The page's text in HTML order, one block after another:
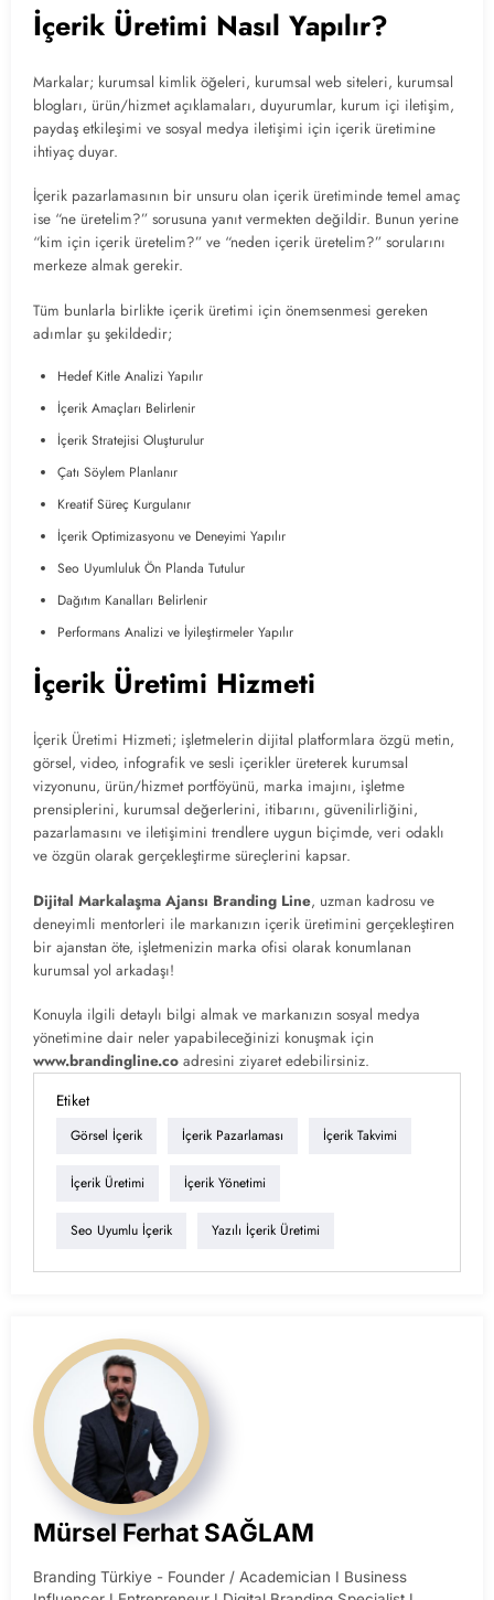
İçerik Üretimi Nasıl Yapılır?
Markalar; kurumsal kimlik öğeleri, kurumsal web siteleri, kurumsal
blogları, ürün/hizmet açıklamaları, duyurumlar, kurum içi iletişim,
paydaş etkileşimi ve sosyal medya iletişimi için içerik üretimine
ihtiyaç duyar.
İçerik pazarlamasının bir unsuru olan içerik üretiminde temel amaç
ise “ne üretelim?” sorusuna yanıt vermekten değildir. Bunun yerine
“kim için içerik üretelim?” ve “neden içerik üretelim?” sorularını
merkeze almak gerekir.
Tüm bunlarla birlikte içerik üretimi için önemsenmesi gereken
adımlar şu şekildedir;
Hedef Kitle Analizi Yapılır
İçerik Amaçları Belirlenir
İçerik Stratejisi Oluşturulur
Çatı Söylem Planlanır
Kreatif Süreç Kurgulanır
İçerik Optimizasyonu ve Deneyimi Yapılır
Seo Uyumluluk Ön Planda Tutulur
Dağıtım Kanalları Belirlenir
Performans Analizi ve İyileştirmeler Yapılır
İçerik Üretimi Hizmeti
İçerik Üretimi Hizmeti; işletmelerin dijital platformlara özgü metin,
görsel, video, infografik ve sesli içerikler üreterek kurumsal
vizyonunu, ürün/hizmet portföyünü, marka imajını, işletme
prensiplerini, kurumsal değerlerini, itibarını, güvenilirliğini,
pazarlamasını ve iletişimini trendlere uygun biçimde, veri odaklı
ve özgün olarak gerçekleştirme süreçlerini kapsar.
Dijital Markalaşma Ajansı Branding Line, uzman kadrosu ve
deneyimli mentorleri ile markanızın içerik üretimini gerçekleştiren
bir ajanstan öte, işletmenizin marka ofisi olarak konumlanan
kurumsal yol arkadaşı!
Konuyla ilgili detaylı bilgi almak ve markanızın sosyal medya
yönetimine dair neler yapabileceğinizi konuşmak için
www.brandingline.co adresini ziyaret edebilirsiniz.
Etiket
Görsel İçerik İçerik Pazarlaması İçerik Takvimi
İçerik Üretimi İçerik Yönetimi
Seo Uyumlu İçerik Yazılı İçerik Üretimi
Mürsel Ferhat SAĞLAM
Branding Türkiye - Founder / Academician I Business